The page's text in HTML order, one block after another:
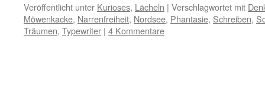
Veröffentlicht unter Kurioses, Lächeln | Verschlagwortet mit
Möwenkacke, Narrenfreiheit, Nordsee, Phantasie, Schreiben,
Träumen, Typewriter | 4 Kommentare